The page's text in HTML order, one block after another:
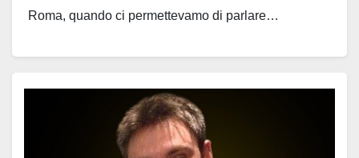
Roma, quando ci permettevamo di parlare…